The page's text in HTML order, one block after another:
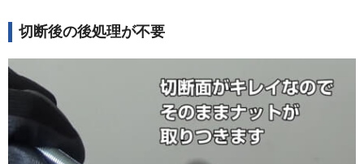
切断後の後処理が不要